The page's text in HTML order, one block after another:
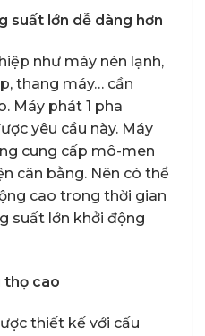
suất lớn dễ dàng hơn
như máy nén lạnh,
thang máy… cần
Máy phát 1 pha
yêu cầu này. Máy
cung cấp mô-men
cân bằng. Nên có thể
cao trong thời gian
suất lớn khởi động
thọ cao
thiết kế với cấu